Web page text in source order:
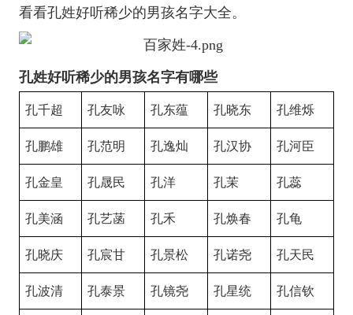
看看孔姓好听稀少的男孩名字大全。
孔姓好听稀少的男孩名字有哪些
孔千超 孔友咏 孔东蕴 孔晓东 孔维烁
孔鹏雄 孔范明 孔逸灿 孔汉协 孔河臣
孔金皇 孔晟民 孔洋 孔茉 孔蕊
孔美涵 孔艺菡 孔禾 孔焕春 孔龟
孔晓庆 孔宸甘 孔景松 孔诺尧 孔天民
孔波清 孔泰景 孔镜尧 孔星统 孔信钦